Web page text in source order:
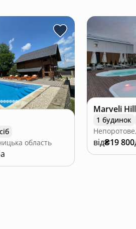
область
Marveli Hill
1 будинок
від₴19 800